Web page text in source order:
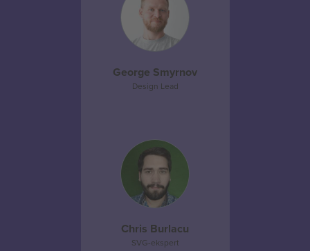
George Smyrnov
Design Lead
Chris Burlacu
SVG-ekspert